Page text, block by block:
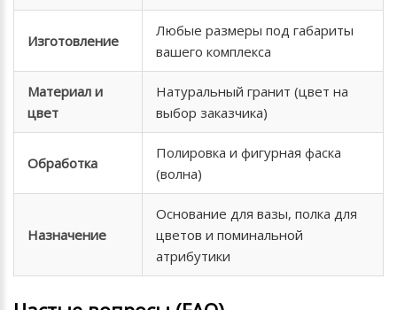
Изготовление
Любые размеры под габариты
вашего комплекса
Материал и
цвет
Натуральный гранит (цвет на
выбор заказчика)
Обработка
Полировка и фигурная фаска
(волна)
Назначение
Основание для вазы, полка для
цветов и поминальной
атрибутики